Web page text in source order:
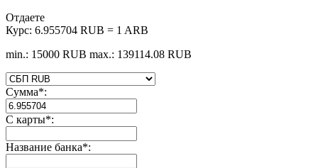
Отдаете
Курс: 6.955704 RUB = 1 ARB
min.: 15000 RUB max.: 139114.08 RUB
Сумма*:
С карты*:
Название банка*: